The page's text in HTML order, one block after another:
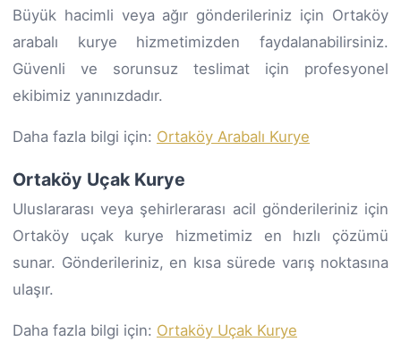
Büyük hacimli veya ağır gönderileriniz için Ortaköy
arabalı kurye hizmetimizden faydalanabilirsiniz.
Güvenli ve sorunsuz teslimat için profesyonel
ekibimiz yanınızdadır.
Daha fazla bilgi için: Ortaköy Arabalı Kurye
Ortaköy Uçak Kurye
Uluslararası veya şehirlerarası acil gönderileriniz için
Ortaköy uçak kurye hizmetimiz en hızlı çözümü
sunar. Gönderileriniz, en kısa sürede varış noktasına
ulaşır.
Daha fazla bilgi için: Ortaköy Uçak Kurye